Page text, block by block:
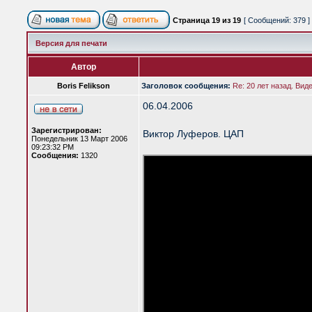
Страница 19 из 19 [ Сообщений: 379 ]
Версия для печати
Автор
Boris Felikson Заголовок сообщения: Re: 20 лет назад.
Зарегистрирован:
Понедельник 13 Март 2006
09:23:32 PM
Сообщения: 1320
06.04.2006
Виктор Луферов. ЦАП